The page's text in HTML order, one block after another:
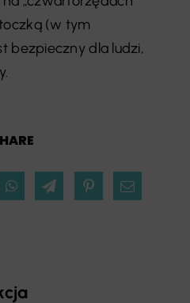
(w tym
bezpieczny dla ludzi,